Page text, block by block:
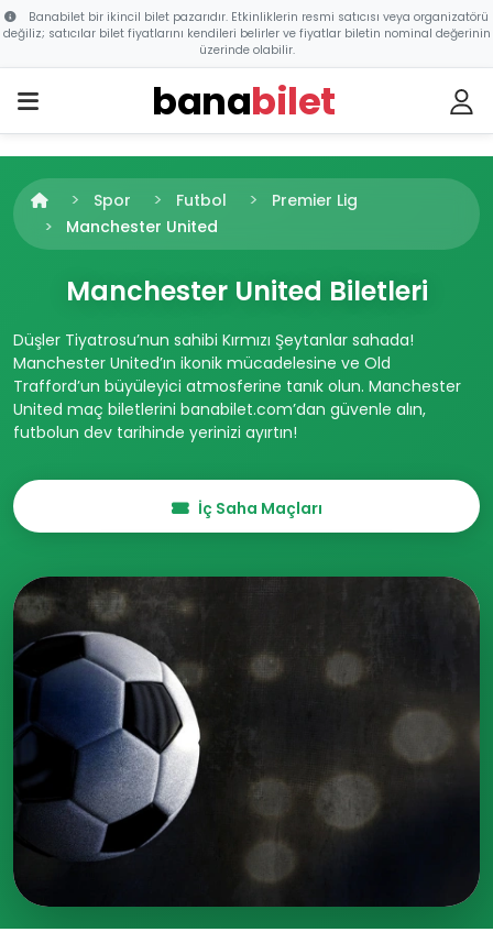
Banabilet bir ikincil bilet pazarıdır. Etkinliklerin resmi satıcısı veya organizatörü
değiliz; satıcılar bilet fiyatlarını kendileri belirler ve fiyatlar biletin nominal değerinin
üzerinde olabilir.
banabilet
Spor Futbol
Premier Lig
Manchester United
Manchester United Biletleri
Düşler Tiyatrosu’nun sahibi Kırmızı Şeytanlar sahada!
Manchester United’ın ikonik mücadelesine ve Old
Trafford’un büyüleyici atmosferine tanık olun. Manchester
United maç biletlerini banabilet.com’dan güvenle alın,
futbolun dev tarihinde yerinizi ayırtın!
İç Saha Maçları